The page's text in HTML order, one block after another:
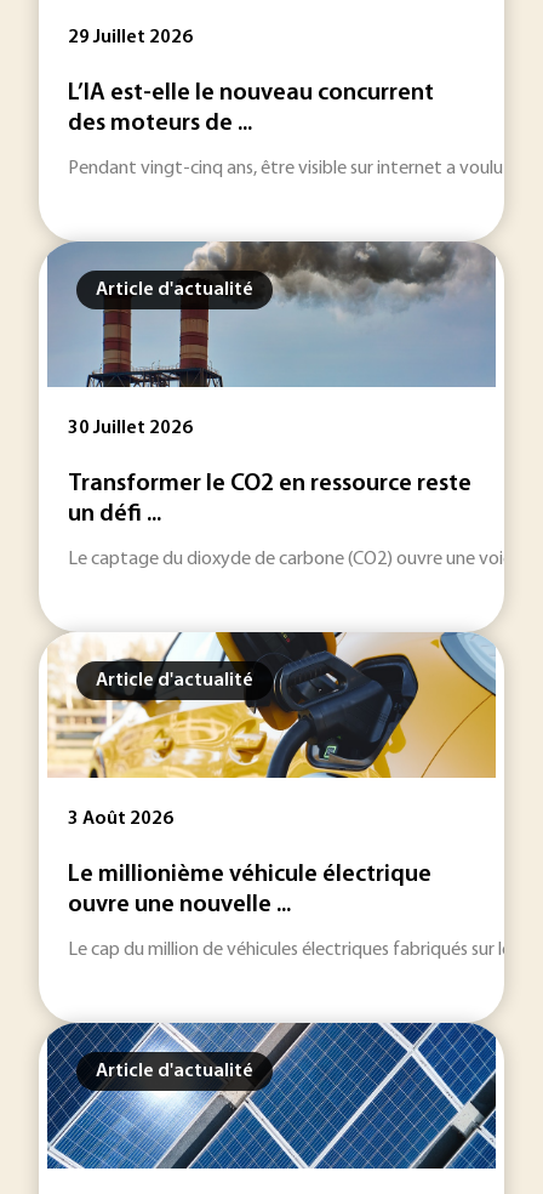
29 Juillet 2026
L’IA est-elle le nouveau concurrent
des moteurs de ...
Pendant vingt-cinq ans, être visible sur internet a voulu dire
Article d'actualité
30 Juillet 2026
Transformer le CO2 en ressource reste
un défi ...
Le captage du dioxyde de carbone (CO2) ouvre une voie
Article d'actualité
3 Août 2026
Le millionième véhicule électrique
ouvre une nouvelle ...
Le cap du million de véhicules électriques fabriqués sur le
Article d'actualité